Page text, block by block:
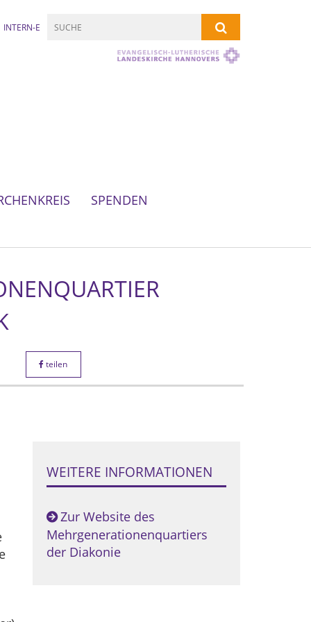
INTERN-E
SPENDEN
teilen
WEITERE INFORMATIONEN
Zur Website des
Mehrgenerationenquartiers
der Diakonie